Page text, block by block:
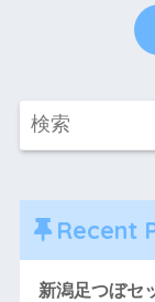
Recent
新潟足つぼセ